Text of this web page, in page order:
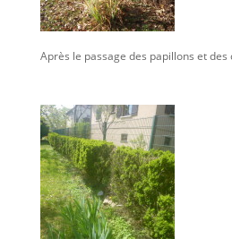
Après le passage des papillons et des